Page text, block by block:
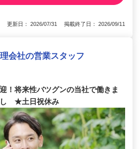
更新日： 2026/07/31 掲載終了日： 2026/09/11
会社の営業スタッフ
！将来性バツグンの当社で働きま
★土日祝休み